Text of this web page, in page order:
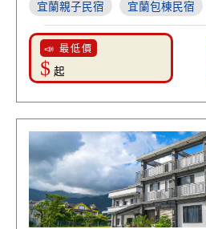
宜蘭親子民宿 宜蘭包棟民宿
📣 最低價
$ 起